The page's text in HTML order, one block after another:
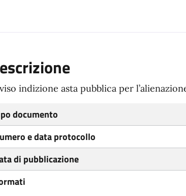
indizione asta pubblica per
documento
e data protocollo
di pubblicazione